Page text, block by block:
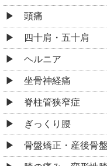
頭痛
四十肩・五十肩
ヘルニア
坐骨神経痛
脊柱管狭窄症
ぎっくり腰
骨盤矯正・産後骨